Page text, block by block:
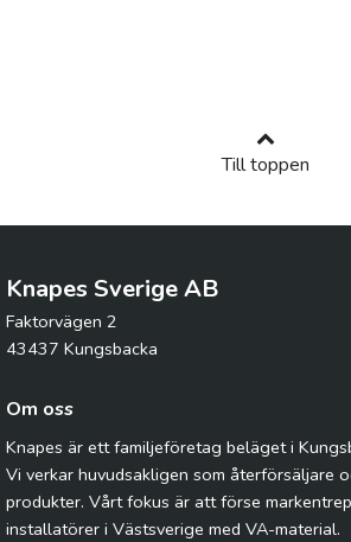
Till toppen
Knapes Sverige AB
Faktorvägen 2
43437 Kungsbacka
Om oss
Knapes är ett familjeföretag beläget i
Vi verkar huvudsakligen som återförsäljare
produkter. Vårt fokus är att förse
installatörer i Västsverige med VA-material.